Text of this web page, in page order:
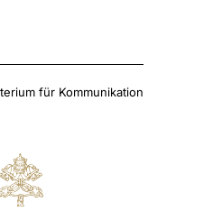
für Kommunikation